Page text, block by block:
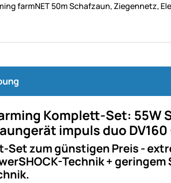
farmNET 50m Schafzaun, Ziegennetz,
Komplett-Set: 55W
impuls duo
Set zum günstigen Preis -
Technik +